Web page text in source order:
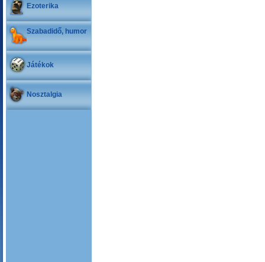
Ezoterika
Szabadidő, humor
Játékok
Nosztalgia